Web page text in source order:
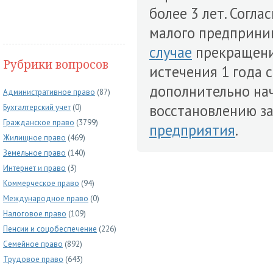
Рубрики вопросов
Административное право (87)
Бухгалтерский учет (0)
Гражданское право (3799)
Жилищное право (469)
Земельное право (140)
Интернет и право (3)
Коммерческое право (94)
Международное право (0)
Налоговое право (109)
Пенсии и соцобеспечение (226)
Семейное право (892)
Трудовое право (643)
более 3 лет.
малого
случае
истечения 1 года
дополнительно
восстановлению
предприятия.